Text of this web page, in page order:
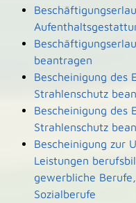
beantragen
Bescheinigung des
Strahlenschutz
Bescheinigung des
Strahlenschutz
Bescheinigung zur
Leistungen
gewerbliche
Sozialberufe